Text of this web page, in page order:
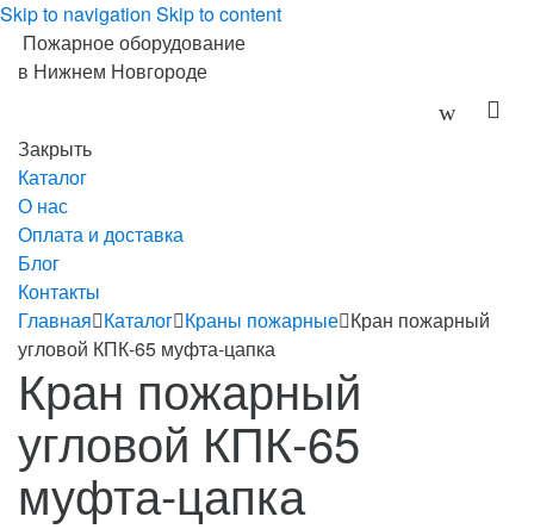
Skip to navigation Skip to content
Пожарное оборудование
в Нижнем Новгороде
Закрыть
Каталог
О нас
Оплата и доставка
Блог
Контакты
Главная Каталог Краны пожарные Кран пожарный
угловой КПК-65 муфта-цапка
Кран пожарный
угловой КПК-65
муфта-цапка